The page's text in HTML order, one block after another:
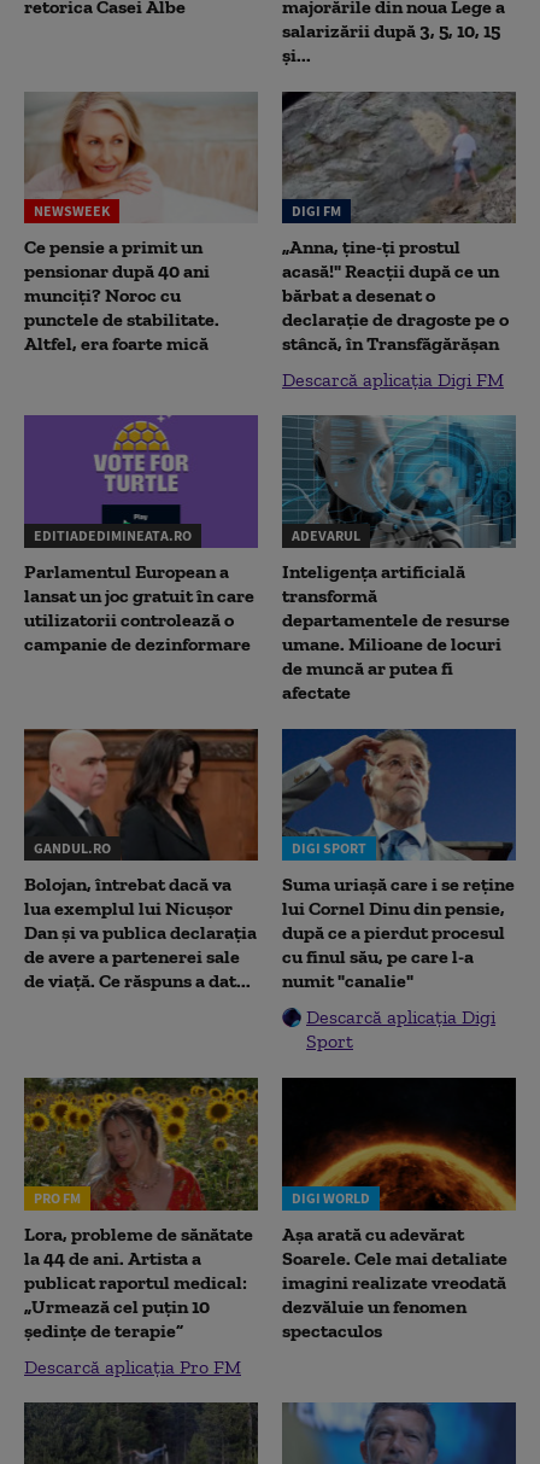
retorica Casei Albe
majorările din noua Lege a
salarizării după 3, 5, 10, 15
și...
NEWSWEEK
Ce pensie a primit un
pensionar după 40 ani
munciți? Noroc cu
punctele de stabilitate.
Altfel, era foarte mică
DIGI FM
„Anna, ţine-ţi prostul
acasă!" Reacţii după ce un
bărbat a desenat o
declaraţie de dragoste pe o
stâncă, în Transfăgărăşan
Descarcă aplicația Digi FM
EDITIADEDIMINEATA.RO
Parlamentul European a
lansat un joc gratuit în care
utilizatorii controlează o
campanie de dezinformare
ADEVARUL
Inteligența artificială
transformă
departamentele de resurse
umane. Milioane de locuri
de muncă ar putea fi
afectate
GANDUL.RO
Bolojan, întrebat dacă va
lua exemplul lui Nicușor
Dan și va publica declarația
de avere a partenerei sale
de viață. Ce răspuns a dat...
DIGI SPORT
Suma uriașă care i se reține
lui Cornel Dinu din pensie,
după ce a pierdut procesul
cu finul său, pe care l-a
numit "canalie"
Descarcă aplicația Digi
Sport
PRO FM
Lora, probleme de sănătate
la 44 de ani. Artista a
publicat raportul medical:
„Urmează cel puțin 10
ședințe de terapie”
Descarcă aplicația Pro FM
DIGI WORLD
Așa arată cu adevărat
Soarele. Cele mai detaliate
imagini realizate vreodată
dezvăluie un fenomen
spectaculos